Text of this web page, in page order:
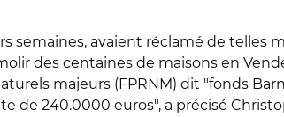
semaines, avaient réclamé de telles
des centaines de maisons en
majeurs (FPRNM) dit "fonds
240.0000 euros", a précisé